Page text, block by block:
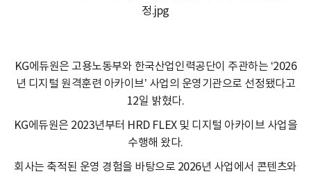
KG에듀원은 고용노동부와 한국산업인력공단이 주관하는 ‘2026
년 디지털 원격훈련 아카이브’ 사업의 운영기관으로 선정됐다고
12일 밝혔다.
KG에듀원은 2023년부터 HRD FLEX 및 디지털 아카이브 사업을
수행해 왔다.
회사는 축적된 운영 경험을 바탕으로 2026년 사업에서 콘텐츠와